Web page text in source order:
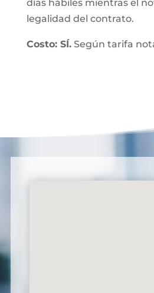
días hábiles mientras el
legalidad del contrato.
Costo: SÍ.Según tarifa